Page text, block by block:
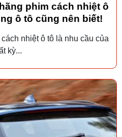
phim cách nhiệt ô
ô tô cũng nên biết!
nhiệt ô tô là nhu cầu của
kỳ...